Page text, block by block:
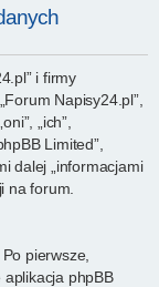
k
i firmy
Napisy24.pl”,
„ich”,
Limited”,
dalej „informacjami
na forum.
pierwsze,
aplikacja phpBB